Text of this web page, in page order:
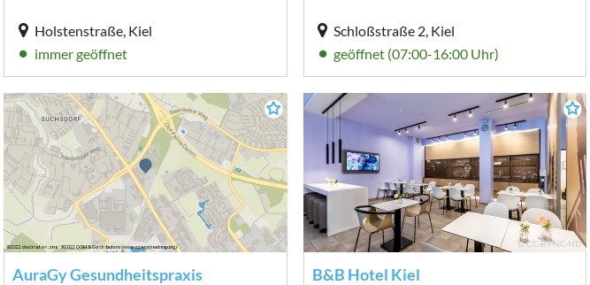
Holstenstraße, Kiel
immer geöffnet
Schloßstraße 2, Kiel
geöffnet (07:00-16:00 Uhr)
AuraGy Gesundheitspraxis
© CC-BY-NC-ND
B&B Hotel Kiel